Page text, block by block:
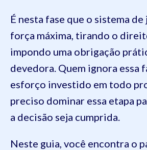
É nesta fase que o sistema
força máxima, tirando o
impondo uma obrigação
devedora. Quem ignora essa
esforço investido em todo
preciso dominar essa etapa
a decisão seja cumprida.
Neste guia, você encontra o